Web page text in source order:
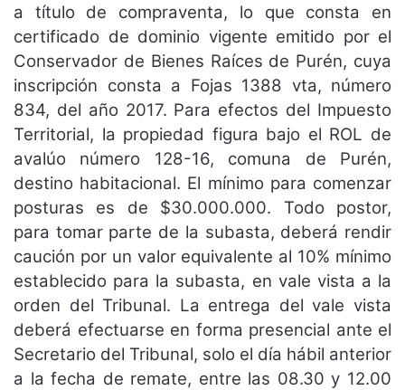
a título de compraventa, lo que consta en
certificado de dominio vigente emitido por el
Conservador de Bienes Raíces de Purén, cuya
inscripción consta a Fojas 1388 vta, número
834, del año 2017. Para efectos del Impuesto
Territorial, la propiedad figura bajo el ROL de
avalúo número 128-16, comuna de Purén,
destino habitacional. El mínimo para comenzar
posturas es de $30.000.000. Todo postor,
para tomar parte de la subasta, deberá rendir
caución por un valor equivalente al 10% mínimo
establecido para la subasta, en vale vista a la
orden del Tribunal. La entrega del vale vista
deberá efectuarse en forma presencial ante el
Secretario del Tribunal, solo el día hábil anterior
a la fecha de remate, entre las 08.30 y 12.00